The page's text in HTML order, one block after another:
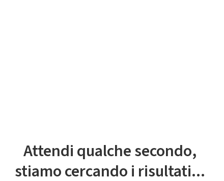
Attendi qualche secondo,
stiamo cercando i risultati...